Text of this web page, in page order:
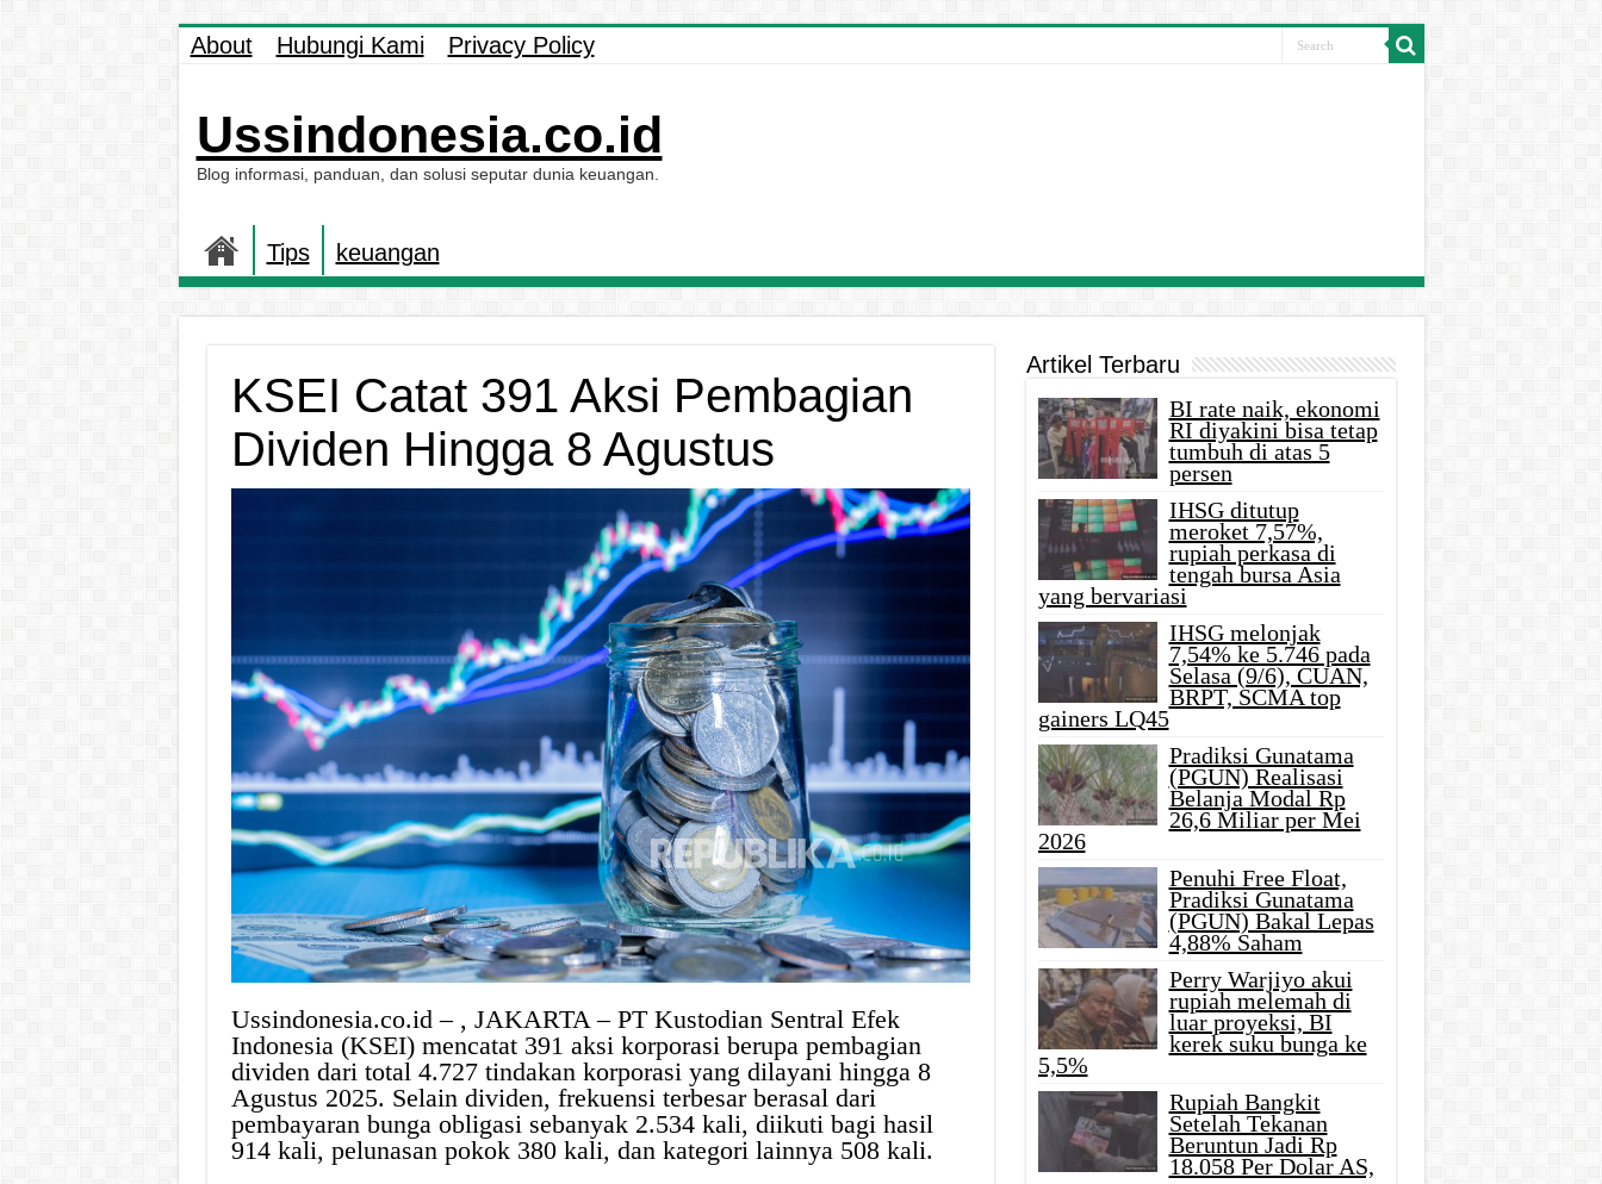
About Hubungi Kami Privacy Policy
Ussindonesia.co.id
Blog informasi, panduan, dan solusi seputar dunia keuangan.
Tips keuangan
KSEI Catat 391 Aksi Pembagian
Dividen Hingga 8 Agustus
Ussindonesia.co.id – , JAKARTA – PT Kustodian Sentral Efek
Indonesia (KSEI) mencatat 391 aksi korporasi berupa pembagian
dividen dari total 4.727 tindakan korporasi yang dilayani hingga 8
Agustus 2025. Selain dividen, frekuensi terbesar berasal dari
pembayaran bunga obligasi sebanyak 2.534 kali, diikuti bagi hasil
914 kali, pelunasan pokok 380 kali, dan kategori lainnya 508 kali.
Artikel Terbaru
BI rate naik, ekonomi
RI diyakini bisa tetap
tumbuh di atas 5
persen
IHSG ditutup
meroket 7,57%,
rupiah perkasa di
tengah bursa Asia
yang bervariasi
IHSG melonjak
7,54% ke 5.746 pada
Selasa (9/6), CUAN,
BRPT, SCMA top
gainers LQ45
Pradiksi Gunatama
(PGUN) Realisasi
Belanja Modal Rp
26,6 Miliar per Mei
2026
Penuhi Free Float,
Pradiksi Gunatama
(PGUN) Bakal Lepas
4,88% Saham
Perry Warjiyo akui
rupiah melemah di
luar proyeksi, BI
kerek suku bunga ke
5,5%
Rupiah Bangkit
Setelah Tekanan
Beruntun Jadi Rp
18.058 Per Dolar AS,